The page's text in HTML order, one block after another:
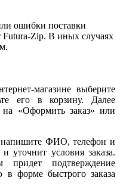
ошибки поставки
Futura-Zip. В иных случаях
магазине выберите
его в корзину. Далее
«Оформить заказ» или
напишите ФИО, телефон и
уточнит условия заказа.
придет подтверждение
в форме быстрого заказа